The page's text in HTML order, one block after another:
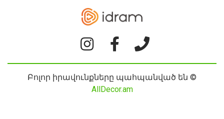
Բոլոր իրավունքները պահպանված են ©
AllDecor.am